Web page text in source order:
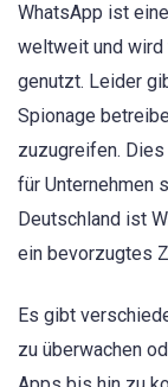
WhatsApp ist
weltweit und wird
genutzt. Leider
Spionage
zuzugreifen.
für Unternehmen
Deutschland ist
ein bevorzugtes
Es gibt
zu überwachen